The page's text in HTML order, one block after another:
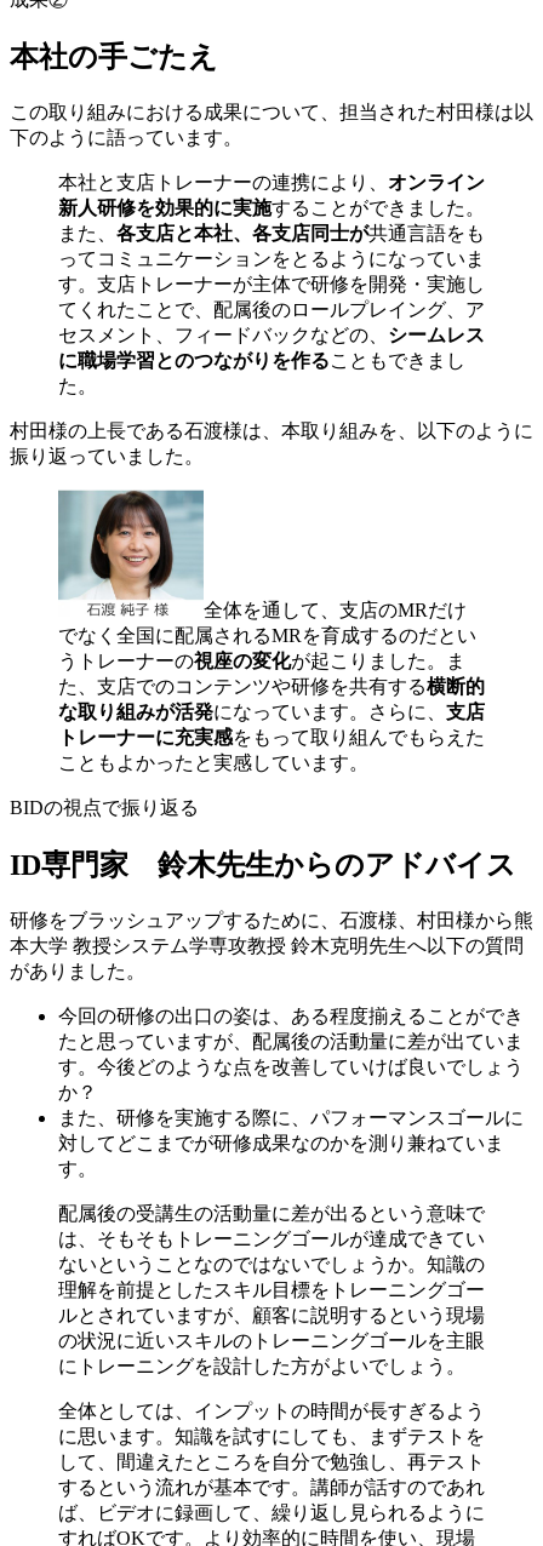
本社の手ごたえ
この取り組みにおける成果について、担当された村田様は以
下のように語っています。
本社と支店トレーナーの連携により、 オンライン
新人研修を効果的に実施することができました。
また、 各支店と本社、各支店同士が共通言語をも
ってコミュニケーションをとるようになっていま
す。支店トレーナーが主体で研修を開発・実施し
てくれたことで、配属後のロールプレイング、ア
セスメント、フィードバックなどの、 シームレス
に職場学習とのつながりを作ることもできまし
た。
村田様の上長である石渡様は、本取り組みを、以下のように
振り返っていました。
全体を通して、支店のMRだけ
でなく全国に配属されるMRを育成するのだとい
うトレーナーの視座の変化が起こりました。ま
た、支店でのコンテンツや研修を共有する横断的
な取り組みが活発になっています。さらに、 支店
トレーナーに充実感をもって取り組んでもらえた
こともよかったと実感しています。
BIDの視点で振り返る
ID専門家 鈴木先生からのアドバイス
研修をブラッシュアップするために、石渡様、村田様から熊
本大学 教授システム学専攻教授 鈴木克明先生へ以下の質問
がありました。
今回の研修の出口の姿は、ある程度揃えることができ
たと思っていますが、配属後の活動量に差が出ていま
す。今後どのような点を改善していけば良いでしょう
か？
また、研修を実施する際に、パフォーマンスゴールに
対してどこまでが研修成果なのかを測り兼ねていま
す。
配属後の受講生の活動量に差が出るという意味で
は、そもそもトレーニングゴールが達成できてい
ないということなのではないでしょうか。知識の
理解を前提としたスキル目標をトレーニングゴー
ルとされていますが、顧客に説明するという現場
の状況に近いスキルのトレーニングゴールを主眼
にトレーニングを設計した方がよいでしょう。
全体としては、インプットの時間が長すぎるよう
に思います。知識を試すにしても、まずテストを
して、間違えたところを自分で勉強し、再テスト
するという流れが基本です。講師が話すのであれ
ば、ビデオに録画して、繰り返し見られるように
すればOKです。より効率的に時間を使い、現場